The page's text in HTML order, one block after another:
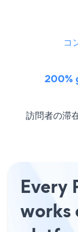
コ
200%
訪問者の滞
Every
works